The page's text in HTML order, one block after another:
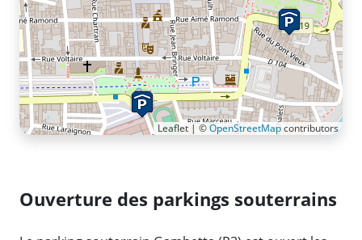
Leaflet | ©OpenStreetMapcontributors
Ouverture des parkings souterrains